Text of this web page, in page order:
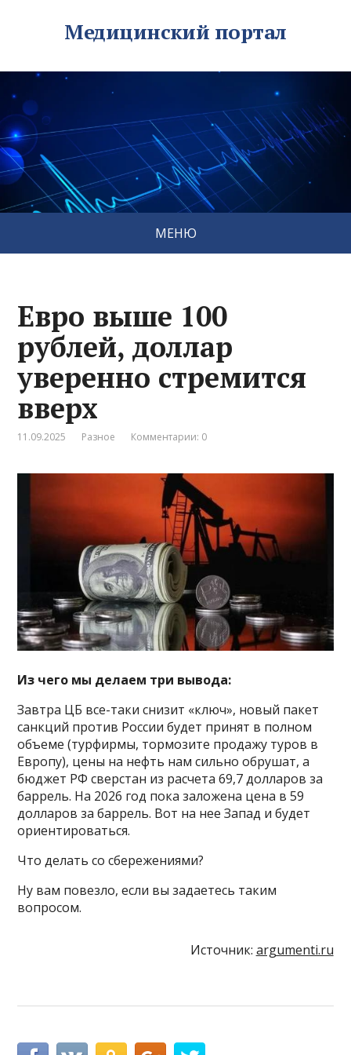
Медицинский портал
МЕНЮ
Евро выше 100
рублей, доллар
уверенно стремится
вверх
11.09.2025 Разное Комментарии: 0
Из чего мы делаем три вывода:
Завтра ЦБ все-таки снизит «ключ», новый пакет
санкций против России будет принят в полном
объеме (турфирмы, тормозите продажу туров в
Европу), цены на нефть нам сильно обрушат, а
бюджет РФ сверстан из расчета 69,7 долларов за
баррель. На 2026 год пока заложена цена в 59
долларов за баррель. Вот на нее Запад и будет
ориентироваться.
Что делать со сбережениями?
Ну вам повезло, если вы задаетесь таким
вопросом.
Источник: argumenti.ru